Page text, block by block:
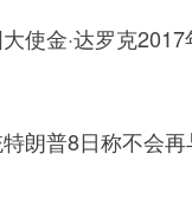
金·达罗克2017
普8日称不会再